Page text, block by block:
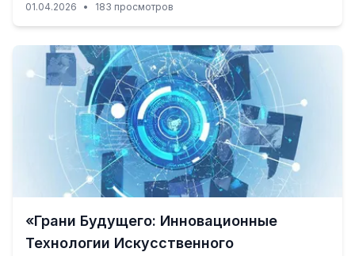
01.04.2026 • 183 просмотров
«Грани Будущего: Инновационные
Технологии Искусственного